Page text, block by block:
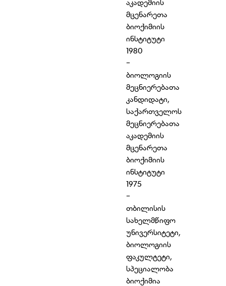
აკადემიის
მცენარეთა
ბიოქიმიის
ინსტიტუტი
1980
-
ბიოლოგიის
მეცნიერებათა
კანდიდატი,
საქართველოს
მეცნიერებათა
აკადემიის
მცენარეთა
ბიოქიმიის
ინსტიტუტი
1975
-
თბილისის
სახელმწიფო
უნივერსიტეტი,
ბიოლოგიის
ფაკულტეტი,
სპეციალობა
ბიოქიმია